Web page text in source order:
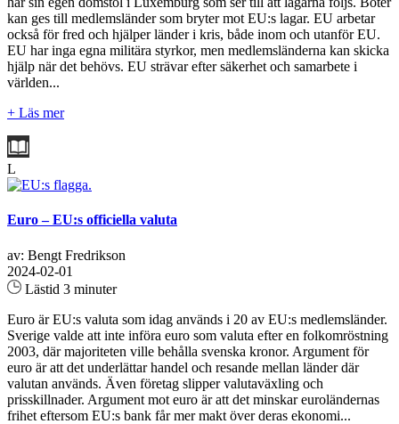
kan ges till medlemsländer som bryter mot EU:s lagar. EU arbetar
också för fred och hjälper länder i kris, både inom och utanför EU.
EU har inga egna militära styrkor, men medlemsländerna kan skicka
hjälp när det behövs. EU strävar efter säkerhet och samarbete i
världen...
+ Läs mer
L
Euro – EU:s officiella valuta
av: Bengt Fredrikson
2024-02-01
Lästid 3 minuter
Euro är EU:s valuta som idag används i 20 av EU:s medlemsländer.
Sverige valde att inte införa euro som valuta efter en folkomröstning
2003, där majoriteten ville behålla svenska kronor. Argument för
euro är att det underlättar handel och resande mellan länder där
valutan används. Även företag slipper valutaväxling och
prisskillnader. Argument mot euro är att det minskar euroländernas
frihet eftersom EU:s bank får mer makt över deras ekonomi...